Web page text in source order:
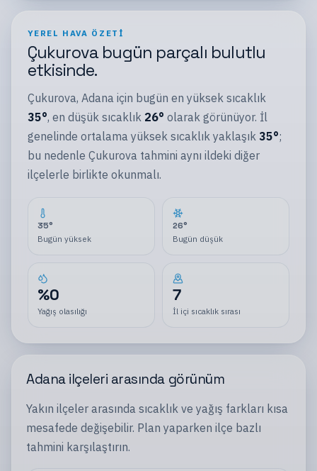
YEREL HAVA ÖZETI
Çukurovabugün parçalı bulutlu
etkisinde.
Çukurova, Adanaiçin bugün en yüksek sıcaklık
35°, en düşük sıcaklık 26° olarak görünüyor. İl
genelinde ortalama yüksek sıcaklık yaklaşık 35°;
bu nedenle Çukurovatahmini aynı ildeki diğer
ilçelerle birlikte okunmalı.
35°
Bugün yüksek
26°
Bugün düşük
%0
Yağış olasılığı
7
İl içi sıcaklık sırası
Adana ilçeleri arasında görünüm
Yakın ilçeler arasında sıcaklık ve yağış farkları kısa
mesafede değişebilir. Plan yaparken ilçe bazlı
tahmini karşılaştırın.